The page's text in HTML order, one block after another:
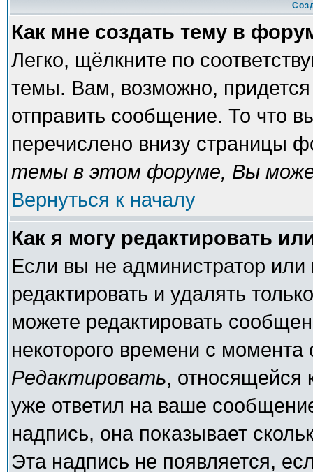
Как мне создать тему в
Легко, щёлкните по
темы. Вам, возможно, придется
отправить сообщение. То что
перечислено внизу страницы
темы в этом форуме, Вы
Вернуться к началу
Как я могу редактировать
Если вы не администратор
редактировать и удалять
можете редактировать
некоторого времени с
Редактировать, относящейся
уже ответил на ваше
надпись, она показывает
Эта надпись не появляется,